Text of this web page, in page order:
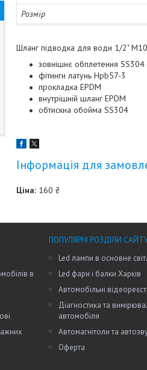
Розмір
Шланг підводка для води 1/2"
зовнішнє обплетення SS304
фітинги латунь Hpb57-3
прокладка EPDM
внутрішній шланг EPDM
обтискна обойма SS304
Інформація для
Ціна: 160 ₴
в
ПОПУЛЯРНІ РОЗДІЛИ
Led лампи в основне
Led фари і балки Харків
Автомобільні
Діагностика та
автомобіля
Автомагнітоли та
Оферта